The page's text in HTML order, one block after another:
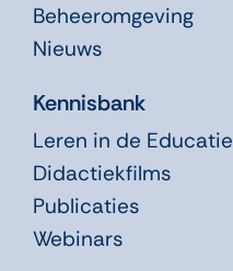
Beheeromgeving
Nieuws
Kennisbank
Leren in de Educatie
Didactiekfilms
Publicaties
Webinars